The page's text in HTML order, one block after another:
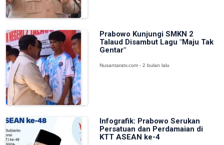
Prabowo Kunjungi SMKN 2
Talaud Disambut Lagu "Maju Tak
Gentar"
Nusantaratv.com - 2 bulan lalu
Infografik: Prabowo Serukan
Persatuan dan Perdamaian di
KTT ASEAN ke-4